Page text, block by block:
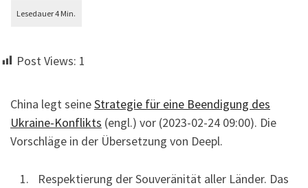
Post Views: 1
China legt seineStrategie für eine Beendigung des
Ukraine-Konflikts (engl.) vor (2023-02-24 09:00). Die
Vorschläge in der Übersetzung von Deepl.
Respektierung der Souveränität aller Länder. Das